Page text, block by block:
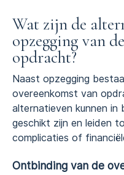
Wat zijn de
opzegging van
opdracht?
Naast opzegging
overeenkomst van
alternatieven kunnen in
geschikt zijn en leiden
complicaties of
Ontbinding van de